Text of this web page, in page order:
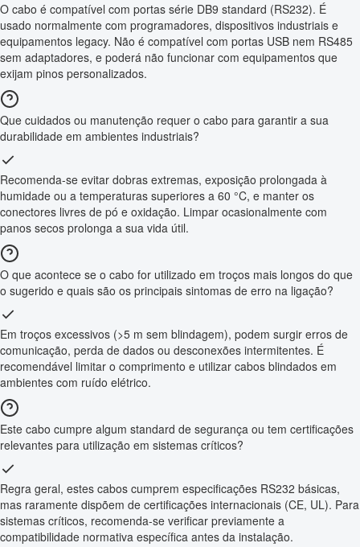
O cabo é compatível com portas série DB9 standard (RS232). É
usado normalmente com programadores, dispositivos industriais e
equipamentos legacy. Não é compatível com portas USB nem RS485
sem adaptadores, e poderá não funcionar com equipamentos que
exijam pinos personalizados.
Que cuidados ou manutenção requer o cabo para garantir a sua
durabilidade em ambientes industriais?
Recomenda-se evitar dobras extremas, exposição prolongada à
humidade ou a temperaturas superiores a 60 °C, e manter os
conectores livres de pó e oxidação. Limpar ocasionalmente com
panos secos prolonga a sua vida útil.
O que acontece se o cabo for utilizado em troços mais longos do que
o sugerido e quais são os principais sintomas de erro na ligação?
Em troços excessivos (>5 m sem blindagem), podem surgir erros de
comunicação, perda de dados ou desconexões intermitentes. É
recomendável limitar o comprimento e utilizar cabos blindados em
ambientes com ruído elétrico.
Este cabo cumpre algum standard de segurança ou tem certificações
relevantes para utilização em sistemas críticos?
Regra geral, estes cabos cumprem especificações RS232 básicas,
mas raramente dispõem de certificações internacionais (CE, UL). Para
sistemas críticos, recomenda-se verificar previamente a
compatibilidade normativa específica antes da instalação.